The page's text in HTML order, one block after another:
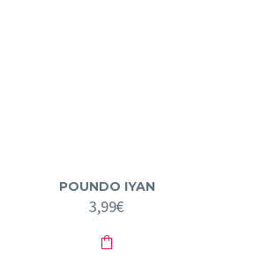
POUNDO IYAN
3,99€